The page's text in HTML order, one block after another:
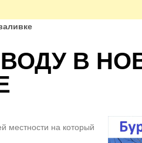
В
местности на который